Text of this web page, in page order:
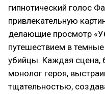
гипнотический голос
привлекательную
делающие просмотр
путешествием в
убийцы. Каждая сцена,
монолог героя,
тщательностью,